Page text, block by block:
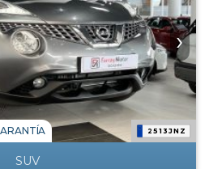
›
2513JNZ
SUV